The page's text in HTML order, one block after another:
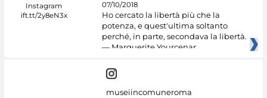
07/10/2018
Ho cercato la libertà più che la
potenza, e quest'ultima soltanto
perché, in parte, secondava la libertà.
— Marguerite Yourcenar
museiincomuneroma